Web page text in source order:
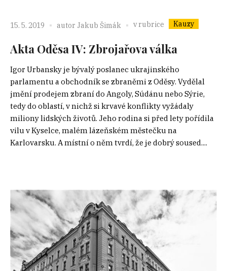
15. 5. 2019 autor Jakub Šimák v rubrice Kauzy
Akta Oděsa IV: Zbrojařova válka
Igor Urbansky je bývalý poslanec ukrajinského
parlamentu a obchodník se zbraněmi z Oděsy. Vydělal
jmění prodejem zbraní do Angoly, Súdánu nebo Sýrie,
tedy do oblastí, v nichž si krvavé konflikty vyžádaly
miliony lidských životů. Jeho rodina si před lety pořídila
vilu v Kyselce, malém lázeňském městečku na
Karlovarsku. A místní o něm tvrdí, že je dobrý soused....